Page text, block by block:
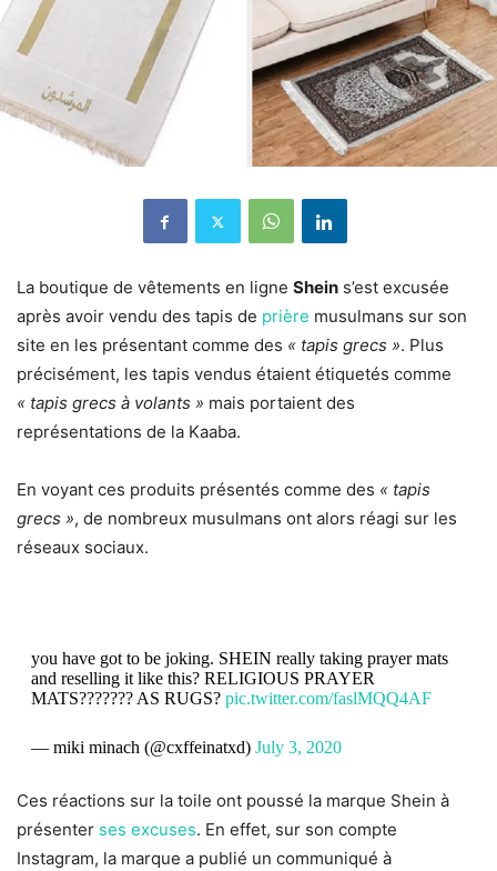
La boutique de vêtements en ligne Shein s’est excusée
après avoir vendu des tapis de prière musulmans sur son
site en les présentant comme des « tapis grecs ». Plus
précisément, les tapis vendus étaient étiquetés comme
« tapis grecs à volants » mais portaient des
représentations de la Kaaba.
En voyant ces produits présentés comme des « tapis
grecs », de nombreux musulmans ont alors réagi sur les
réseaux sociaux.
you have got to be joking. SHEIN really taking prayer mats
and reselling it like this? RELIGIOUS PRAYER
MATS??????? AS RUGS? pic.twitter.com/faslMQQ4AF
— miki minach (@cxffeinatxd) July 3, 2020
Ces réactions sur la toile ont poussé la marque Shein à
présenter ses excuses. En effet, sur son compte
Instagram, la marque a publié un communiqué à